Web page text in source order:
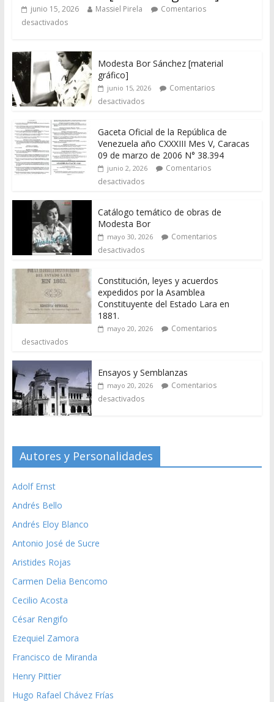
junio 15, 2026 Massiel Pirela
Comentarios
desactivados
Modesta Bor Sánchez [material
gráfico]
junio 15, 2026
Comentarios
desactivados
Gaceta Oficial de la República de
Venezuela año CXXXIII Mes V, Caracas
09 de marzo de 2006 N° 38.394
junio 2, 2026
Comentarios
desactivados
Catálogo temático de obras de
Modesta Bor
mayo 30, 2026
Comentarios
desactivados
Constitución, leyes y acuerdos
expedidos por la Asamblea
Constituyente del Estado Lara en
1881.
mayo 20, 2026
Comentarios
desactivados
Ensayos y Semblanzas
mayo 20, 2026
Comentarios
desactivados
Autores y Personalidades
Adolf Ernst
Andrés Bello
Andrés Eloy Blanco
Antonio José de Sucre
Aristides Rojas
Carmen Delia Bencomo
Cecilio Acosta
César Rengifo
Ezequiel Zamora
Francisco de Miranda
Henry Pittier
Hugo Rafael Chávez Frías